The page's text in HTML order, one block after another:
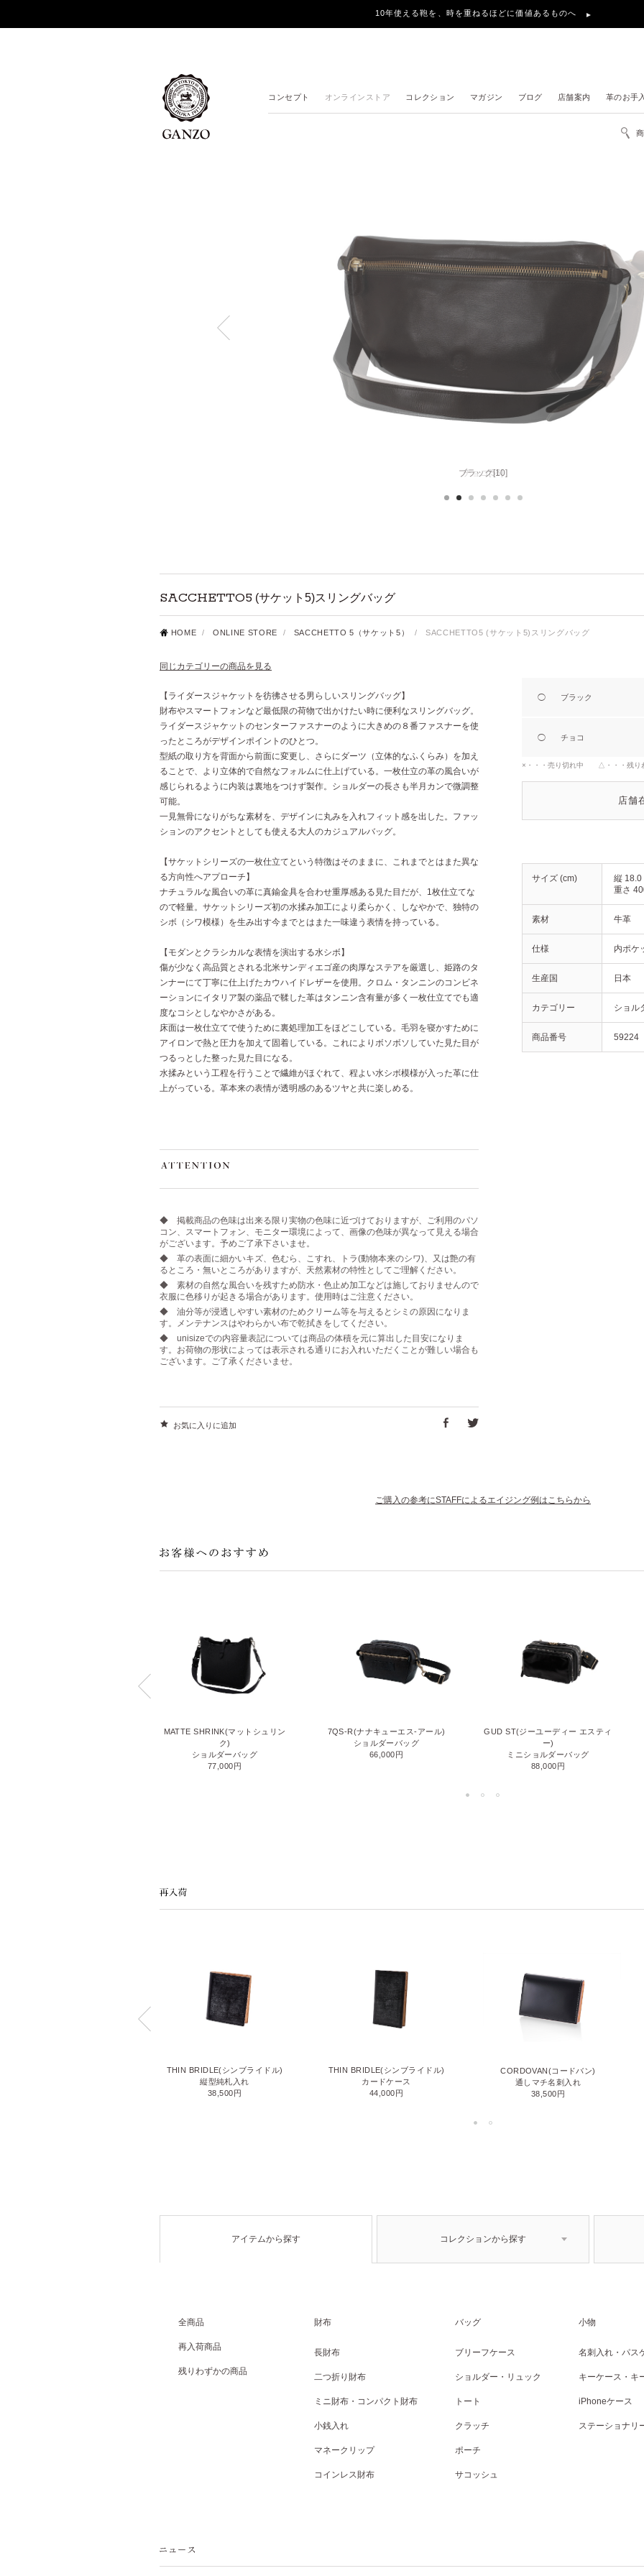
10年使える鞄を、時を重ねるほどに価値あるものへ
コンセプト オンラインストア コレクション マガジン ブログ 店舗案内 革のお手
チョコ[56]
SACCHETTO5 (サケット5)スリングバッグ
HOME / ONLINE STORE / SACCHETTO 5（サケット5） / SACCHETTO5 (サケット5)スリングバッグ
同じカテゴリーの商品を見る
【ライダースジャケットを彷彿させる男らしいスリングバッグ】
財布やスマートフォンなど最低限の荷物で出かけたい時に便利なスリングバッグ。
ライダースジャケットのセンターファスナーのように大きめの８番ファスナーを使
ったところがデザインポイントのひとつ。
型紙の取り方を背面から前面に変更し、さらにダーツ（立体的なふくらみ）を加え
ることで、より立体的で自然なフォルムに仕上げている。一枚仕立の革の風合いが
感じられるように内装は裏地をつけず製作。ショルダーの長さも半月カンで微調整
可能。
一見無骨になりがちな素材を、デザインに丸みを入れフィット感を出した。ファッ
ションのアクセントとしても使える大人のカジュアルバッグ。
【サケットシリーズの一枚仕立てという特徴はそのままに、これまでとはまた異な
る方向性へアプローチ】
ナチュラルな風合いの革に真鍮金具を合わせ重厚感ある見た目だが、1枚仕立てな
ので軽量。サケットシリーズ初の水揉み加工により柔らかく、しなやかで、独特の
シボ（シワ模様）を生み出す今までとはまた一味違う表情を持っている。
【モダンとクラシカルな表情を演出する水シボ】
傷が少なく高品質とされる北米サンディエゴ産の肉厚なステアを厳選し、姫路のタ
ンナーにて丁寧に仕上げたカウハイドレザーを使用。クロム・タンニンのコンビネ
ーションにイタリア製の薬品で鞣した革はタンニン含有量が多く一枚仕立てでも適
度なコシとしなやかさがある。
床面は一枚仕立てで使うために裏処理加工をほどこしている。毛羽を寝かすために
アイロンで熱と圧力を加えて固着している。これによりボソボソしていた見た目が
つるっとした整った見た目になる。
水揉みという工程を行うことで繊維がほぐれて、程よい水シボ模様が入った革に仕
上がっている。革本来の表情が透明感のあるツヤと共に楽しめる。
◆ 掲載商品の色味は出来る限り実物の色味に近づけておりますが、ご利用のパソ
コン、スマートフォン、モニター環境によって、画像の色味が異なって見える場合
がございます。予めご了承下さいませ。
◆ 革の表面に細かいキズ、色むら、こすれ、トラ(動物本来のシワ)、又は艶の有
るところ・無いところがありますが、天然素材の特性としてご理解ください。
◆ 素材の自然な風合いを残すため防水・色止め加工などは施しておりませんので
衣服に色移りが起きる場合があります。使用時はご注意ください。
◆ 油分等が浸透しやすい素材のためクリーム等を与えるとシミの原因になりま
す。メンテナンスはやわらかい布で乾拭きをしてください。
◆ unisizeでの内容量表記については商品の体積を元に算出した目安になりま
す。お荷物の形状によっては表示される通りにお入れいただくことが難しい場合も
ございます。ご了承くださいませ。
お気に入りに追加
◯ ブラック
◯ チョコ
×・・・売り切れ中 △・・・残り
店舗
サイズ (cm)
縦 18.0
重さ
素材 牛革
仕様 内ポケ
生産国 日本
カテゴリー ショル
商品番号 59224
ご購入の参考にSTAFFによるエイジング例はこちらから
MATTE SHRINK(マットシュリン
ク)
ショルダーバッグ
77,000円
7QS-R(ナナキューエス-アール)
ショルダーバッグ
66,000円
GUD ST(ジーユーディー エスティ
ー)
ミニショルダーバッグ
88,000円
THIN BRIDLE(シンブライドル)
縦型純札入れ
38,500円
THIN BRIDLE(シンブライドル)
カードケース
44,000円
CORDOVAN(コードバン)
通しマチ名刺入れ
38,500円
アイテムから探す コレクションから探す
全商品
再入荷商品
残りわずかの商品
財布
長財布
二つ折り財布
ミニ財布・コンパクト財布
小銭入れ
マネークリップ
コインレス財布
バッグ
ブリーフケース
ショルダー・リュック
トート
クラッチ
ポーチ
サコッシュ
小物
名刺入れ・パス
キーケース・キ
iPhoneケース
ステーショナリ